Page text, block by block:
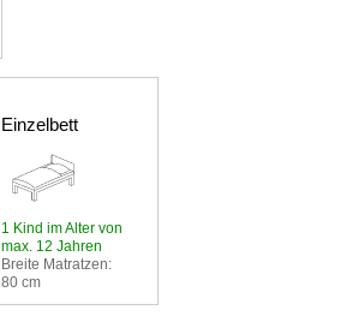
Einzelbett
1 Kind im Alter von
max. 12 Jahren
Breite Matratzen:
80 cm